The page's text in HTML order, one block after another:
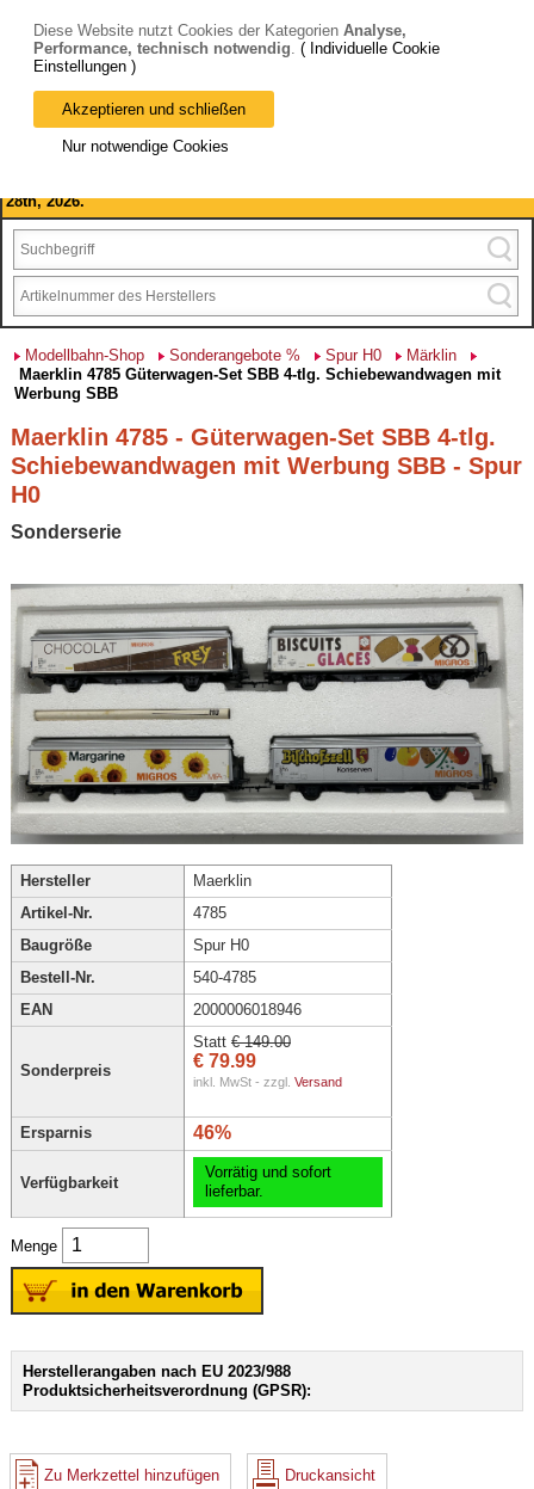
Bitte beachten Sie: wir machen Betriebsferien, vom 03. bis 28.
August 2026 haben wir geschlossen.
28th, 2026.
Modellbahn-Shop Sonderangebote % Spur H0
Märklin
Maerklin 4785 Güterwagen-Set SBB 4-tlg. Schiebewandwagen mit
Werbung SBB
Maerklin 4785 - Güterwagen-Set SBB 4-tlg.
Schiebewandwagen mit Werbung SBB - Spur
H0
Sonderserie
Hersteller
Maerklin
Artikel-Nr.
4785
Baugröße
Spur H0
Bestell-Nr.
540-4785
EAN
2000006018946
Sonderpreis
Statt € 149.00
€ 79.99
inkl. MwSt - zzgl. Versand
Ersparnis 46%
Verfügbarkeit
Vorrätig und sofort
lieferbar.
Menge
Herstellerangaben nach EU 2023/988
Produktsicherheitsverordnung (GPSR):
Zu Merkzettel hinzufügen Druckansicht
Diese Website nutzt Cookies der Kategorien Analyse,
Performance, technisch notwendig. ( Individuelle Cookie
Einstellungen )
Akzeptieren und schließen
Nur notwendige Cookies